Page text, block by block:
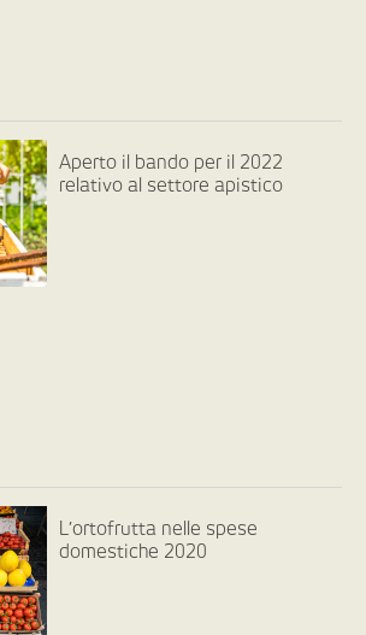
Aperto il bando per il 2022
relativo al settore apistico
L’ortofrutta nelle spese
domestiche 2020